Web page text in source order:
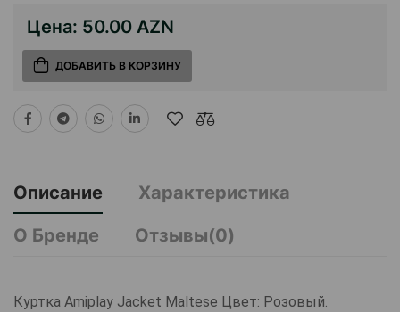
Цена: 50.00 AZN
ДОБАВИТЬ В КОРЗИНУ
Описание
Характеристика
О Бренде
Отзывы(0)
Куртка Amiplay Jacket Maltese Цвет: Розовый.